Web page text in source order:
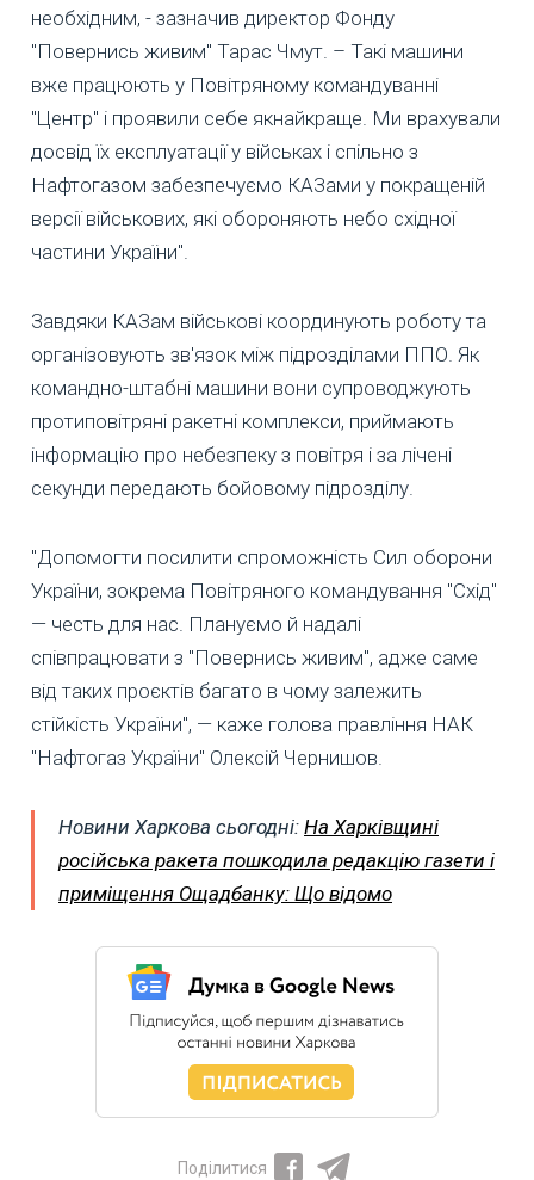
необхідним, - зазначив директор Фонду
"Повернись живим" Тарас Чмут. – Такі машини
вже працюють у Повітряному командуванні
"Центр" і проявили себе якнайкраще. Ми врахували
досвід їх експлуатації у військах і спільно з
Нафтогазом забезпечуємо КАЗами у покращеній
версії військових, які обороняють небо східної
частини України".
Завдяки КАЗам військові координують роботу та
організовують зв'язок між підрозділами ППО. Як
командно-штабні машини вони супроводжують
протиповітряні ракетні комплекси, приймають
інформацію про небезпеку з повітря і за лічені
секунди передають бойовому підрозділу.
"Допомогти посилити спроможність Сил оборони
України, зокрема Повітряного командування "Схід"
— честь для нас. Плануємо й надалі
співпрацювати з "Повернись живим", адже саме
від таких проєктів багато в чому залежить
стійкість України", — каже голова правління НАК
"Нафтогаз України" Олексій Чернишов.
Новини Харкова сьогодні: На Харківщині
російська ракета пошкодила редакцію газети і
приміщення Ощадбанку: Що відомо
Поділитися